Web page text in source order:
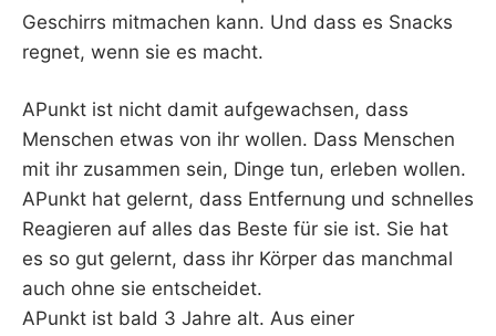
Geschirrs mitmachen kann. Und dass es Snacks
regnet, wenn sie es macht.
APunkt ist nicht damit aufgewachsen, dass
Menschen etwas von ihr wollen. Dass Menschen
mit ihr zusammen sein, Dinge tun, erleben wollen.
APunkt hat gelernt, dass Entfernung und schnelles
Reagieren auf alles das Beste für sie ist. Sie hat
es so gut gelernt, dass ihr Körper das manchmal
auch ohne sie entscheidet.
APunkt ist bald 3 Jahre alt. Aus einer